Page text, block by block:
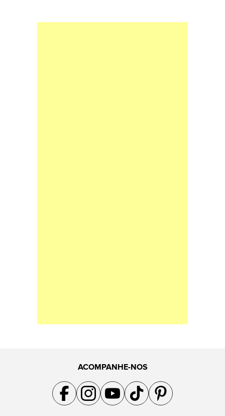
ACOMPANHE-NOS
Acompanhe a gente no Facebook
Acompanhe a gente no Instagram
Acompanhe a gente no YouTube
Acompanhe a gente no TikTok
Acompanhe a gente no